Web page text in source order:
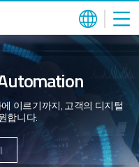
이르기까지,고객의 디지털
합니다.